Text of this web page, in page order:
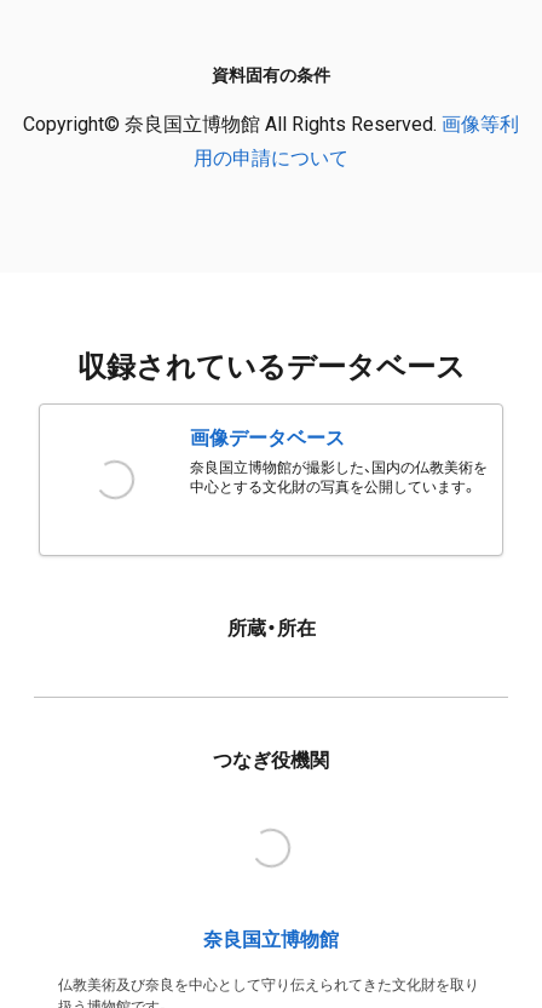
資料固有の条件
Copyright© 奈良国立博物館 All Rights Reserved. 画像等利
用の申請について
収録されているデータベース
画像データベース
奈良国立博物館が撮影した、国内の仏教美術を
中心とする文化財の写真を公開しています。
所蔵・所在
つなぎ役機関
奈良国立博物館
仏教美術及び奈良を中心として守り伝えられてきた文化財を取り